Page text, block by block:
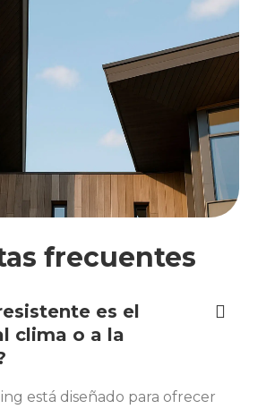
frecuentes
es el
clima o a la
está diseñado para ofrecer